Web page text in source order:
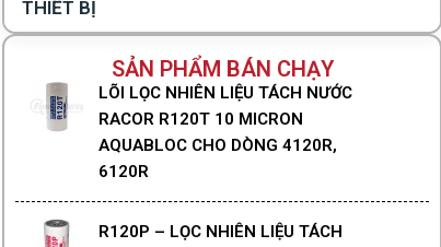
THIẾT BỊ
SẢN PHẨM BÁN CHẠY
LÕI LỌC NHIÊN LIỆU TÁCH NƯỚC
RACOR R120T 10 MICRON
AQUABLOC CHO DÒNG 4120R,
6120R
R120P – LỌC NHIÊN LIỆU TÁCH